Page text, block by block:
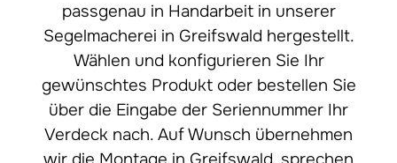
passgenau in Handarbeit in unserer
Segelmacherei in Greifswald hergestellt.
Wählen und konfigurieren Sie Ihr
gewünschtes Produkt oder bestellen Sie
über die Eingabe der Seriennummer Ihr
Verdeck nach. Auf Wunsch übernehmen